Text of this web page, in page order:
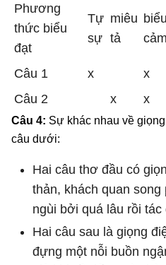
Phương
thức biểu
đạt
Tự
sự
miêu
tả
biểu
cảm
Câu 1
x x
Câu 2
x x
Câu 4: Sự khác nhau về
câu dưới:
Hai câu thơ đầu có
thản, khách quan
ngùi bởi quá lâu rồi
Hai câu sau là giọng
đựng một nỗi buồn